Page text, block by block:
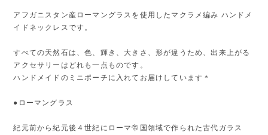
アフガニスタン産ローマングラスを使用したマクラメ編み ハンドメ
イドネックレスです。
すべての天然石は、色、輝き、大きさ、形が違うため、出来上がる
アクセサリーはどれも一点ものです。
ハンドメイドのミニポーチに入れてお届けしています＊
●ローマングラス
紀元前から紀元後４世紀にローマ帝国領域で作られた古代ガラス